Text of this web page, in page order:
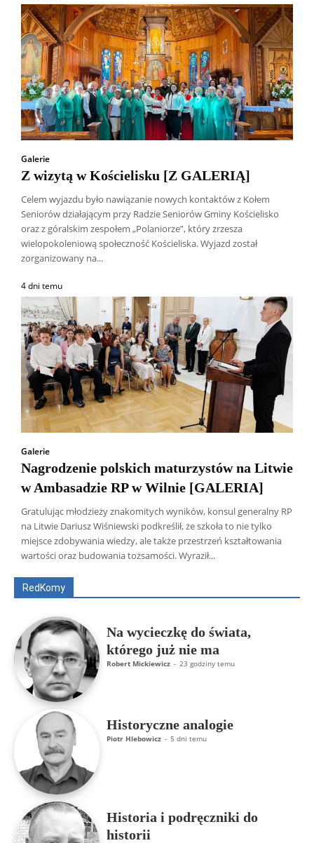
Galerie
Z wizytą w Kościelisku [Z GALERIĄ]
Celem wyjazdu było nawiązanie nowych kontaktów z Kołem
Seniorów działającym przy Radzie Seniorów Gminy Kościelisko
oraz z góralskim zespołem „Polaniorze”, który zrzesza
wielopokoleniową społeczność Kościeliska. Wyjazd został
zorganizowany na...
4 dni temu
Galerie
Nagrodzenie polskich maturzystów na Litwie
w Ambasadzie RP w Wilnie [GALERIA]
Gratulując młodzieży znakomitych wyników, konsul generalny RP
na Litwie Dariusz Wiśniewski podkreślił, że szkoła to nie tylko
miejsce zdobywania wiedzy, ale także przestrzeń kształtowania
wartości oraz budowania tożsamości. Wyraził...
RedKomy
Wszyscy Aleksander Borowik
Antoni Radczenko
Artur Płokszto
Grzegorz Górny
ks. Jarosław Wąsowicz SDB
Na wycieczkę do świata,
którego już nie ma
Robert Mickiewicz - 23 godziny temu
Historyczne analogie
Piotr Hlebowicz - 5 dni temu
Historia i podręczniki do
historii